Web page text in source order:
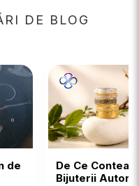
DE BLOG
de
De Ce
Bijuterii